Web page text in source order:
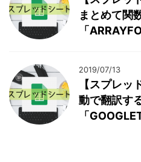
まとめて関
「
2019/07/13
【スプレッ
動で翻訳す
「